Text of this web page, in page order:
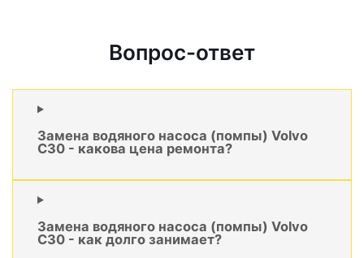
Вопрос-ответ
Замена водяного насоса (помпы) Volvo
C30 - какова цена ремонта?
Замена водяного насоса (помпы) Volvo
C30 - как долго занимает?